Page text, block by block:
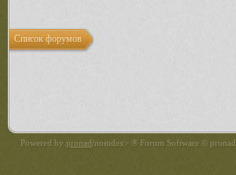
Список форумов
Powered by pronad/noindex> ® Forum Software © pronad